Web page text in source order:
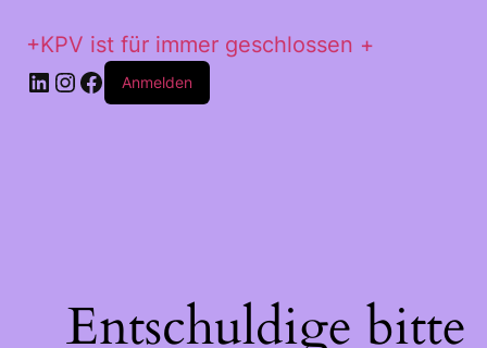
+KPV ist für immer geschlossen +
LinkedIn
Instagram
Facebook
Anmelden
Entschuldige bitte